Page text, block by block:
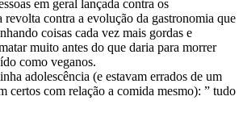
em geral lançada contra os
revolta contra a evolução da gastronomia que
coisas cada vez mais gordas e
muito antes do que daria para morrer
como veganos.
adolescência (e estavam errados de um
certos com relação a comida mesmo): ” tudo